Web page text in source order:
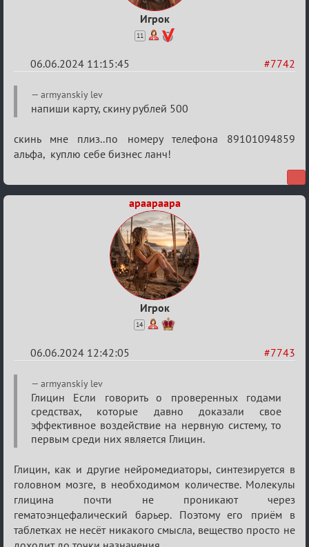
Игрок
11
#7742
06.06.2024 11:15:45
Re:
Кубок
armyanskiy lev
напиши карту, скину рублей 500
скинь мне плиз..по номеру телефона 89101094859
альфа, куплю себе бизнес ланч!
apaapaapa
Игрок
14
#7743
06.06.2024 12:42:05
Re:
Кубок
Вендетты
armyanskiy lev
Глицин Если говорить о проверенных годами
средствах, которые давно доказали свое
эффективное воздействие на нервную систему, то
первым среди них является Глицин.
Глицин, как и другие нейромедиаторы, синтезируется в
головном мозге, в необходимом количестве. Молекулы
глицина почти не проникают через
гематоэнцефалический барьер. Поэтому его приём в
таблетках не несёт никакого смысла, вещество просто не